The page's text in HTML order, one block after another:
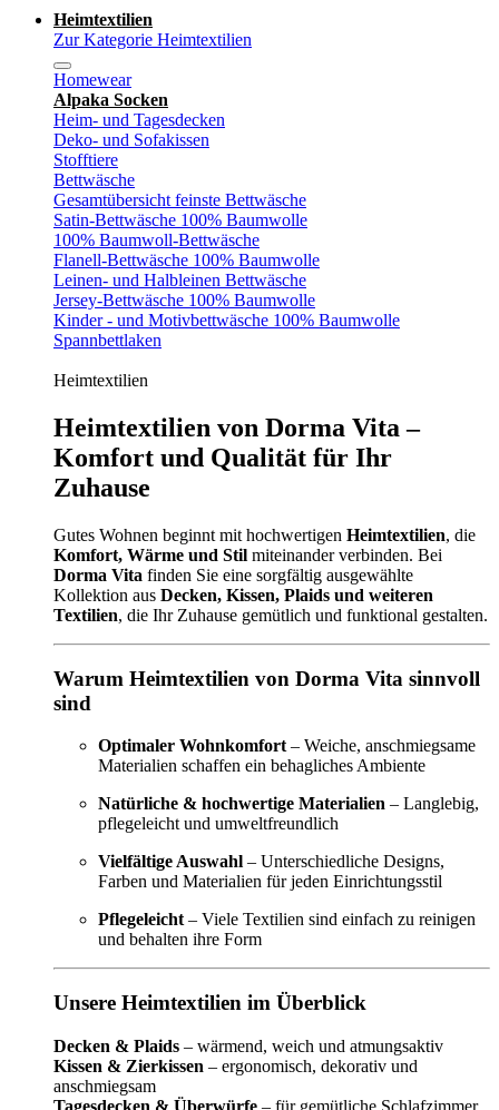
Heimtextilien
Zur Kategorie Heimtextilien
Homewear
Alpaka Socken
Heim- und Tagesdecken
Deko- und Sofakissen
Stofftiere
Bettwäsche
Gesamtübersicht feinste Bettwäsche
Satin-Bettwäsche 100% Baumwolle
100% Baumwoll-Bettwäsche
Flanell-Bettwäsche 100% Baumwolle
Leinen- und Halbleinen Bettwäsche
Jersey-Bettwäsche 100% Baumwolle
Kinder - und Motivbettwäsche 100% Baumwolle
Spannbettlaken
Heimtextilien
Heimtextilien von Dorma Vita –
Komfort und Qualität für Ihr
Zuhause
Gutes Wohnen beginnt mit hochwertigen Heimtextilien, die
Komfort, Wärme und Stil miteinander verbinden. Bei
Dorma Vita finden Sie eine sorgfältig ausgewählte
Kollektion aus Decken, Kissen, Plaids und weiteren
Textilien, die Ihr Zuhause gemütlich und funktional gestalten.
Warum Heimtextilien von Dorma Vita sinnvoll
sind
Optimaler Wohnkomfort – Weiche, anschmiegsame
Materialien schaffen ein behagliches Ambiente
Natürliche & hochwertige Materialien – Langlebig,
pflegeleicht und umweltfreundlich
Vielfältige Auswahl – Unterschiedliche Designs,
Farben und Materialien für jeden Einrichtungsstil
Pflegeleicht – Viele Textilien sind einfach zu reinigen
und behalten ihre Form
Unsere Heimtextilien im Überblick
Decken & Plaids – wärmend, weich und atmungsaktiv
Kissen & Zierkissen – ergonomisch, dekorativ und
anschmiegsam
Tagesdecken & Überwürfe – für gemütliche Schlafzimmer